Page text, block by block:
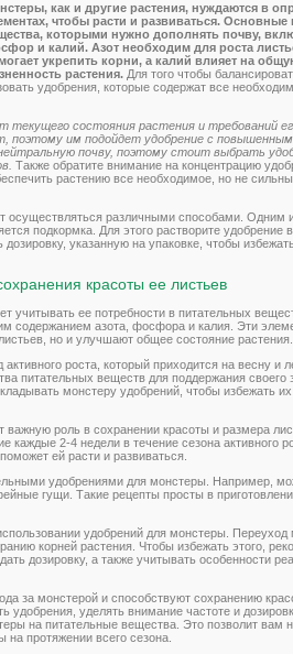
как и другие растения, нуждаются в
чтобы расти и развиваться. Основные
которыми нужно дополнять почву,
и калий. Азот необходим для роста
укрепить корни, а калий влияет на
растения. Для того чтобы
удобрения, которые содержат все
состояния растения и требований
поэтому им подойдет удобрение с
почву, поэтому стоит выбрать
Также обратите внимание на концентрацию
растению все необходимое, но не
осуществляться различными способами. Одним
подкормка. Для этого растворите удобрение
указанную на упаковке, чтобы
красоты ее листьев
учитывать ее потребности в питательных
содержанием азота, фосфора и калия. Эти
но и улучшают общее состояние растения.
роста, который приходится на весну и
питательных веществ для поддержания своего
монстеру удобрений, чтобы избежать
важную роль в сохранении красоты и размера
каждые 2-4 недели в течение сезона активного
ей расти и развиваться.
удобрениями для монстеры. Например,
гущи. Такие рецепты просты в
удобрений для монстеры. Переуход
корней растения. Чтобы избежать этого,
дозировку, а также учитывать особенности
за монстерой и способствуют сохранению
удобрения, уделять внимание частоте и
на питательные вещества. Это позволит вам
протяжении всего сезона.